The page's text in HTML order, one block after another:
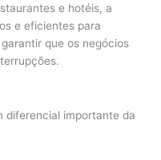
e hotéis, a
e eficientes para
que os negócios
diferencial importante da